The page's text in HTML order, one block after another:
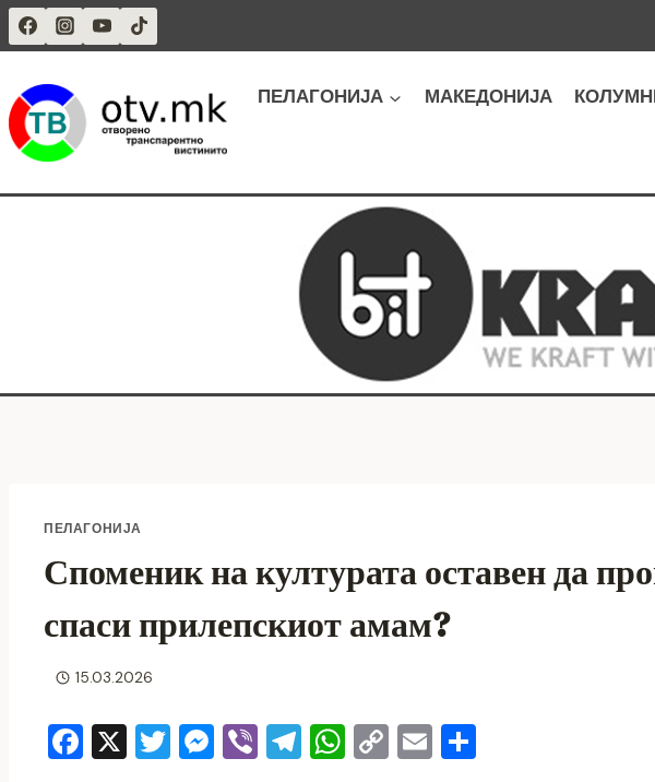
Skip
to
ПЕЛАГОНИЈА МАКЕДОНИЈА
ПЕЛАГОНИЈА
Споменик на културата оставен да
спаси прилепскиот амам?
15.03.2026
F X T M Vi T W C E